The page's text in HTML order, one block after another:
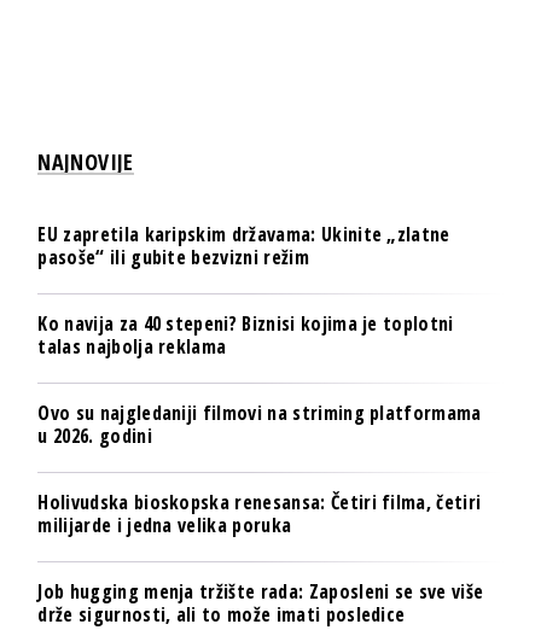
NAJNOVIJE
EU zapretila karipskim državama: Ukinite „zlatne
pasoše“ ili gubite bezvizni režim
Ko navija za 40 stepeni? Biznisi kojima je toplotni
talas najbolja reklama
Ovo su najgledaniji filmovi na striming platformama
u 2026. godini
Holivudska bioskopska renesansa: Četiri filma, četiri
milijarde i jedna velika poruka
Job hugging menja tržište rada: Zaposleni se sve više
drže sigurnosti, ali to može imati posledice